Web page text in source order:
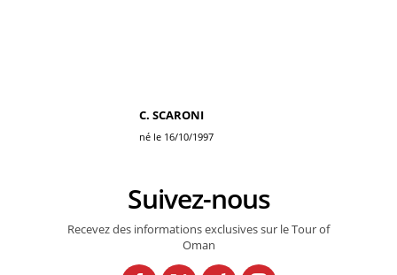
C. SCARONI
né le 16/10/1997
Suivez-nous
Recevez des informations exclusives sur le Tour of
Oman